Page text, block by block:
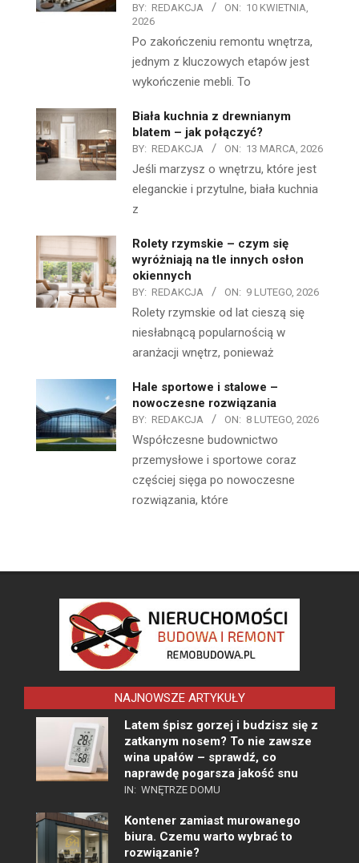
BY: REDAKCJA ON: 10 KWIETNIA,
2026
Po zakończeniu remontu wnętrza,
jednym z kluczowych etapów jest
wykończenie mebli. To
Biała kuchnia z drewnianym
blatem – jak połączyć?
BY: REDAKCJA ON: 13 MARCA, 2026
Jeśli marzysz o wnętrzu, które jest
eleganckie i przytulne, biała kuchnia
z
Rolety rzymskie – czym się
wyróżniają na tle innych osłon
okiennych
BY: REDAKCJA ON: 9 LUTEGO, 2026
Rolety rzymskie od lat cieszą się
niesłabnącą popularnością w
aranżacji wnętrz, ponieważ
Hale sportowe i stalowe –
nowoczesne rozwiązania
BY: REDAKCJA ON: 8 LUTEGO, 2026
Współczesne budownictwo
przemysłowe i sportowe coraz
częściej sięga po nowoczesne
rozwiązania, które
NAJNOWSZE ARTYKUŁY
Latem śpisz gorzej i budzisz się z
zatkanym nosem? To nie zawsze
wina upałów – sprawdź, co
naprawdę pogarsza jakość snu
IN: WNĘTRZE DOMU
Kontener zamiast murowanego
biura. Czemu warto wybrać to
rozwiązanie?